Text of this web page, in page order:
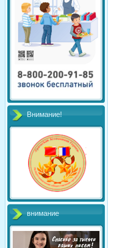
Внимание!
внимание